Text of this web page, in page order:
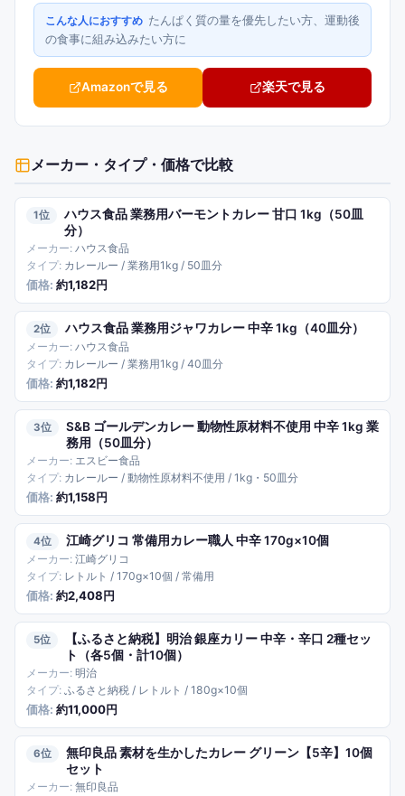
こんな人におすすめ たんぱく質の量を優先したい方、運動後
の食事に組み込みたい方に
Amazonで見る 楽天で見る
メーカー・タイプ・価格で比較
1
ハウス食品 業務用バーモントカレー 甘口 1kg（50皿
分）
ハウス食品
カレールー / 業務用1kg / 50皿分
約1,182円
2 ハウス食品 業務用ジャワカレー 中辛 1kg（40皿分）
ハウス食品
カレールー / 業務用1kg / 40皿分
約1,182円
3
S&B ゴールデンカレー 動物性原材料不使用 中辛 1kg 業
務用（50皿分）
エスビー食品
カレールー / 動物性原材料不使用 / 1kg・50皿分
約1,158円
4 江崎グリコ 常備用カレー職人 中辛 170g×10個
江崎グリコ
レトルト / 170g×10個 / 常備用
約2,408円
5
【ふるさと納税】明治 銀座カリー 中辛・辛口 2種セッ
ト（各5個・計10個）
明治
ふるさと納税 / レトルト / 180g×10個
約11,000円
6
無印良品 素材を生かしたカレー グリーン【5辛】10個
セット
無印良品